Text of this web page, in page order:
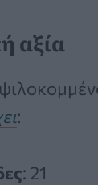
αξία
:
: 21